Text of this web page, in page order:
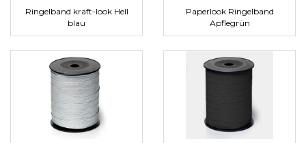
Ringelband kraft-look Hell
blau
Paperlook Ringelband
Apflegrün